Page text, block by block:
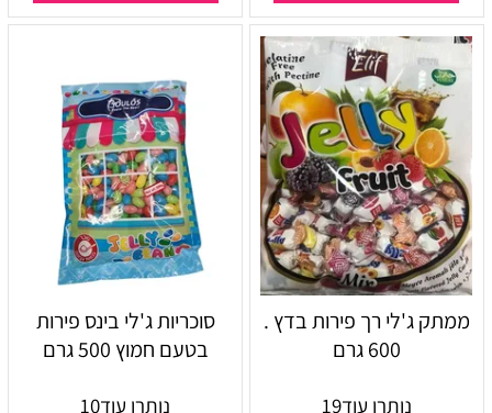
ממתק ג'לי רך פירות בדץ .
600 גרם
נותרו עוד19
סוכריות ג'לי בינס פירות
בטעם חמוץ 500 גרם
נותרו עוד10